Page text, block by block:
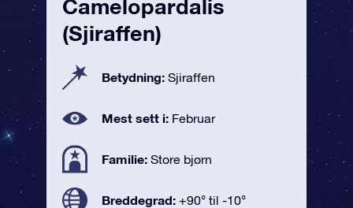
Camelopardalis
(Sjiraffen)
Betydning: Sjiraffen
Mest sett i: Februar
Familie: Store bjørn
Breddegrad: +90° til -10°